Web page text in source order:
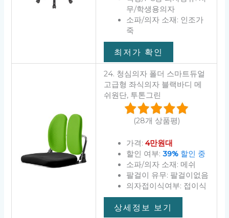
무/학생용의자
소파/의자 소재: 인조가
죽
최저가 확인
24. 청심의자 폴더 스마트듀얼
고급형 좌식의자 블랙바디 메
쉬원단, 투톤그린
(28개 상품평)
가격: 4만원대
할인 여부: 39%할인 중
소파/의자 소재: 메쉬
팔걸이 유무: 팔걸이없음
의자접이식여부: 접이식
상세정보 보기